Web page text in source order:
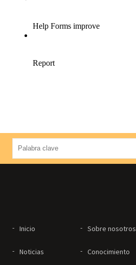
Inicio Sobre nosotros
Noticias Conocimiento